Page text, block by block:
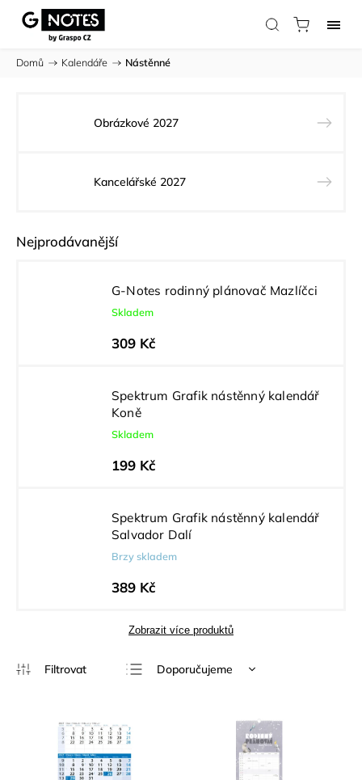
Domů / Kalendáře / Nástěnné
Obrázkové 2027
Kancelářské 2027
Nejprodávanější
G-Notes rodinný plánovač Mazlíčci
Skladem
309 Kč
Spektrum Grafik nástěnný kalendář
Koně
Skladem
199 Kč
Spektrum Grafik nástěnný kalendář
Salvador Dalí
Brzy skladem
389 Kč
Zobrazit více produktů
Doporučujeme